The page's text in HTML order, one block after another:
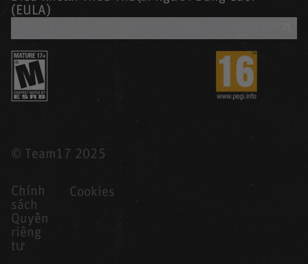
(EULA)
© Team17 2025
Chính
sách
Quyền
riêng
tư
Cookies